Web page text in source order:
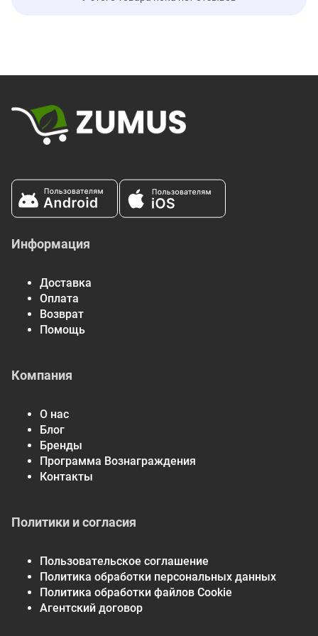
Информация
Доставка
Оплата
Возврат
Помощь
Компания
О нас
Блог
Бренды
Программа Вознаграждения
Контакты
Политики и согласия
Пользовательское соглашение
Политика обработки персональных данных
Политика обработки файлов Cookie
Агентский договор